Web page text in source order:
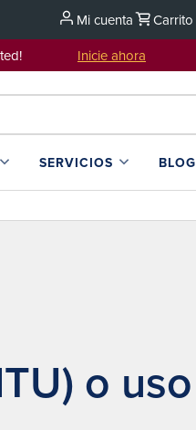
Mi cuenta Carrito
por usted! Inicie ahora
SERVICIOS BLOG
o uso